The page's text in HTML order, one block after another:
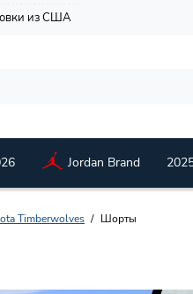
из США
Jordan Brand
Timberwolves Шорты